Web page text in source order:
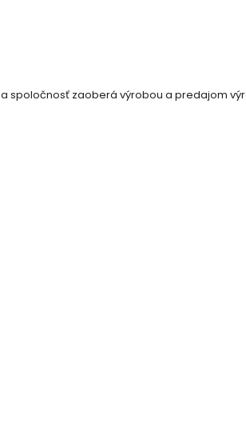
spoločnosť zaoberá výrobou a predajom